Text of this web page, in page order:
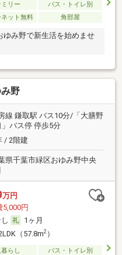
ミリー
バス・トイレ別
ット無料 角部屋
ゆみ野で新生活を始めませ
野
線 鎌取駅 バス10分/「大膳野
」バス停 停歩5分
/ 2階建
県千葉市緑区おゆみ野中央
万円
5,000円
1ヶ月
（57.8m2）
らし
バス・トイレ別